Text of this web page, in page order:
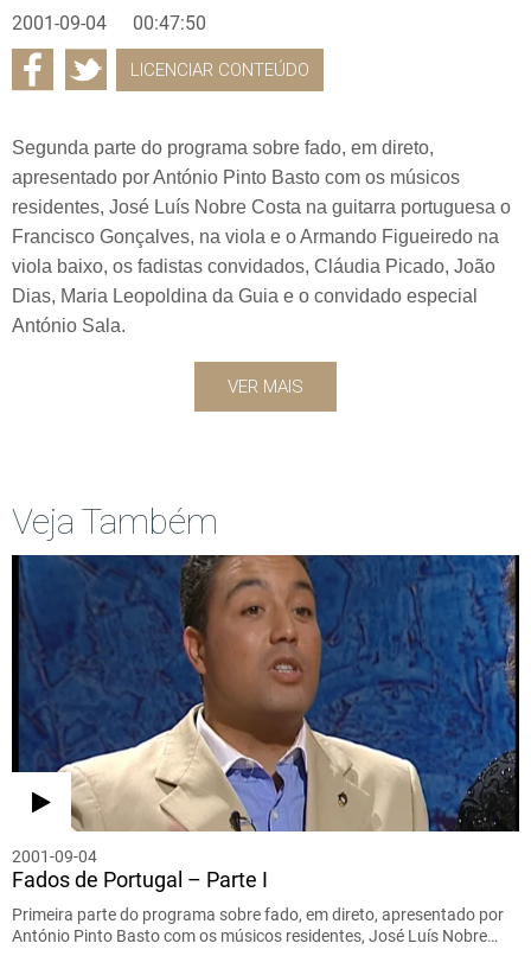
2001-09-04 00:47:50
LICENCIAR CONTEÚDO
Segunda parte do programa sobre fado, em direto,
apresentado por António Pinto Basto com os músicos
residentes, José Luís Nobre Costa na guitarra portuguesa o
Francisco Gonçalves, na viola e o Armando Figueiredo na
viola baixo, os fadistas convidados, Cláudia Picado, João
Dias, Maria Leopoldina da Guia e o convidado especial
António Sala.
VER MAIS
Veja Também
2001-09-04
Fados de Portugal – Parte I
Primeira parte do programa sobre fado, em direto, apresentado por
António Pinto Basto com os músicos residentes, José Luís Nobre…